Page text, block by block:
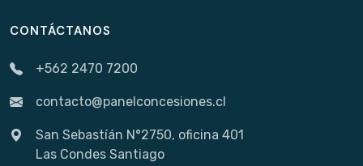
CONTÁCTANOS
+562 2470 7200
contacto@panelconcesiones.cl
San Sebastíán N°2750, oficina 401
Las Condes Santiago